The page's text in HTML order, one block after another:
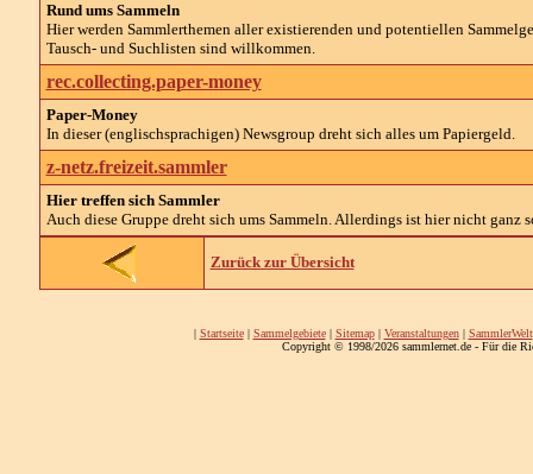
Rund ums Sammeln
Hier werden Sammlerthemen aller existierenden und potentiellen
Tausch- und Suchlisten sind willkommen.
rec.collecting.paper-money
Paper-Money
In dieser (englischsprachigen) Newsgroup dreht sich alles um Papiergeld.
z-netz.freizeit.sammler
Hier treffen sich Sammler
Auch diese Gruppe dreht sich ums Sammeln. Allerdings ist hier nicht ganz
Zurück zur Übersicht
| Startseite| Sammelgebiete| Sitemap| Veranstaltungen| SammlerWelt
Copyright © 1998/2026 sammlernet.de - Für die